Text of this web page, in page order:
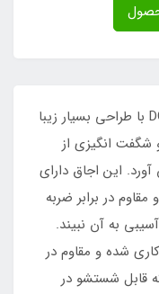
اجاق گاز شیشه ای داتیس مدل DG-531 با طراحی بسیار زیبا
شگفت انگیزی از
این اجاق دارای
8 میلیمتر و مقاوم در برابر ضربه
به آن نبیند.
شده و مقاوم در
قابل شستشو در